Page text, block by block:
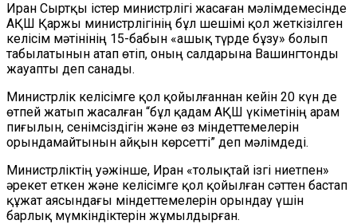
Иран Сыртқы істер министрлігі жасаған мәлімдемесінде
АҚШ Қаржы министрлігінің бұл шешімі қол жеткізілген
келісім мәтінінің 15-бабын «ашық түрде бұзу» болып
табылатынын атап өтіп, оның салдарына Вашингтонды
жауапты деп санады.
Министрлік келісімге қол қойылғаннан кейін 20 күн де
өтпей жатып жасалған “бұл қадам АҚШ үкіметінің арам
пиғылын, сенімсіздігін және өз міндеттемелерін
орындамайтынын айқын көрсетті” деп мәлімдеді.
Министрліктің уәжінше, Иран «толықтай ізгі ниетпен»
әрекет еткен және келісімге қол қойылған сәттен бастап
құжат аясындағы міндеттемелерін орындау үшін
барлық мүмкіндіктерін жұмылдырған.